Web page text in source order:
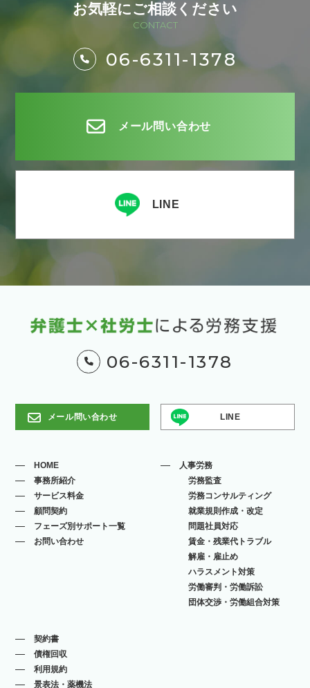
お気軽にご相談ください
CONTACT
06-6311-1378
メール問い合わせ
LINE
06-6311-1378
メール問い合わせ LINE
HOME
事務所紹介
サービス料金
顧問契約
フェーズ別サポート一覧
お問い合わせ
人事労務
労務監査
労務コンサルティング
就業規則作成・改定
問題社員対応
賃金・残業代トラブル
解雇・雇止め
ハラスメント対策
労働審判・労働訴訟
団体交渉・労働組合対策
契約書
債権回収
利用規約
景表法・薬機法